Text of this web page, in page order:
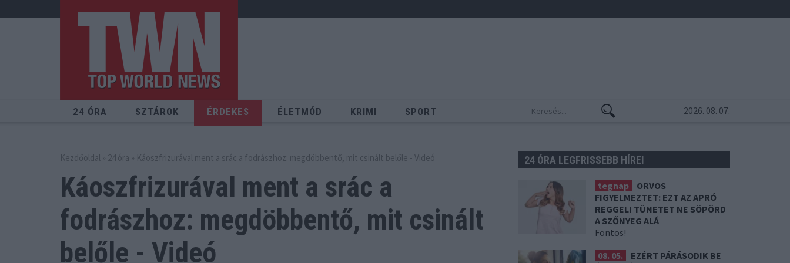
24 ÓRA SZTÁROK ÉRDEKES ÉLETMÓD KRIMI SPORT 2026. 08. 07.
Kezdőoldal » 24 óra » Káoszfrizurával ment a srác a fodrászhoz: megdöbbentő, mit csinált belőle - Videó
Káoszfrizurával ment a srác a
fodrászhoz: megdöbbentő, mit csinált
belőle - Videó
24 ÓRA LEGFRISSEBB HÍREI
tegnap
ORVOS
FIGYELMEZTET: EZT AZ APRÓ
REGGELI TÜNETET NE SÖPÖRD
A SZŐNYEG ALÁ
Fontos!
08. 05.
EZÉRT PÁRÁSODIK BE